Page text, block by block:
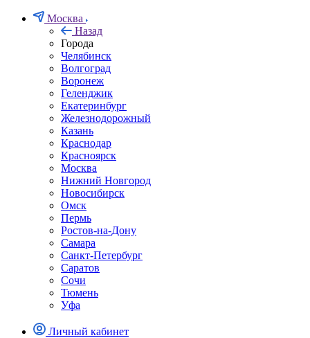
Москва
Назад
Города
Челябинск
Волгоград
Воронеж
Геленджик
Екатеринбург
Железнодорожный
Казань
Краснодар
Красноярск
Москва
Нижний Новгород
Новосибирск
Омск
Пермь
Ростов-на-Дону
Самара
Санкт-Петербург
Саратов
Сочи
Тюмень
Уфа
Личный кабинет